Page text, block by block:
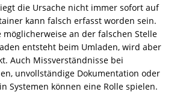
die Ursache nicht immer sofort auf
kann falsch erfasst worden sein.
möglicherweise an der falschen Stelle
entsteht beim Umladen, wird aber
Auch Missverständnisse bei
unvollständige Dokumentation oder
Systemen können eine Rolle spielen.